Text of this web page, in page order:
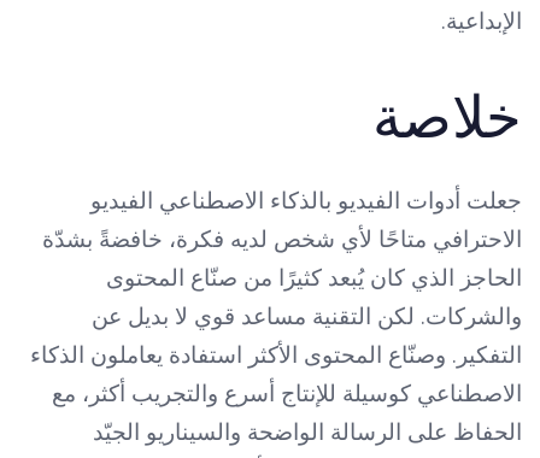
الإبداعية.
خلاصة
جعلت أدوات الفيديو بالذكاء الاصطناعي الفيديو
الاحترافي متاحًا لأي شخص لديه فكرة، خافضةً بشدّة
الحاجز الذي كان يُبعد كثيرًا من صنّاع المحتوى
والشركات. لكن التقنية مساعد قوي لا بديل عن
التفكير. وصنّاع المحتوى الأكثر استفادة يعاملون الذكاء
الاصطناعي كوسيلة للإنتاج أسرع والتجريب أكثر، مع
الحفاظ على الرسالة الواضحة والسيناريو الجيّد